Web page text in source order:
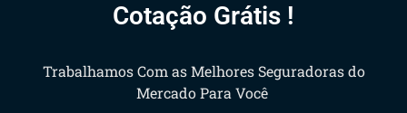
Cotação Grátis !
Trabalhamos Com as Melhores Seguradoras do
Mercado Para Você